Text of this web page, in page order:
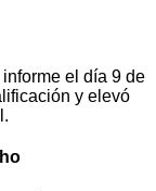
el día 9 de
y elevó